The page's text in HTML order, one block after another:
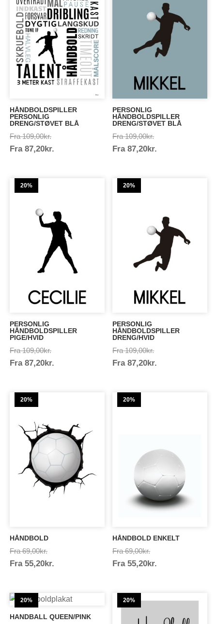
HÅNDBOLDSPILLER
PERSONLIG
DRENG/STØVET BLÅ
Fra 109,00kr.Prisinterval:
109,00kr.
Fra 87,20kr.
PERSONLIG
HÅNDBOLDSPILLER
DRENG/STØVET BLÅ
Fra 109,00kr.Prisinterval:
109,00kr.
Fra 87,20kr.
20%
PERSONLIG
HÅNDBOLDSPILLER
PIGE/HVID
Fra 109,00kr.Prisinterval:
109,00kr.
Fra 87,20kr.
20%
PERSONLIG
HÅNDBOLDSPILLER
DRENG/HVID
Fra 109,00kr.Prisinterval:
109,00kr.
Fra 87,20kr.
20%
HÅNDBOLD
Fra 69,00kr.Prisinterval:
69,00kr.
Fra 55,20kr.
20%
HÅNDBOLD ENKELT
Fra 69,00kr.Prisinterval:
69,00kr.
Fra 55,20kr.
20%
HANDBALL QUEEN/PINK
20%